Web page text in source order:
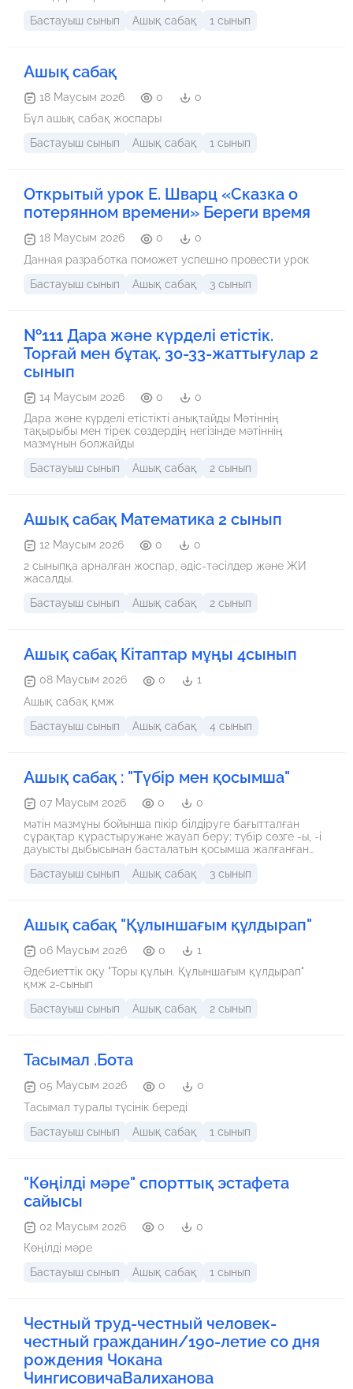
Бастауыш сынып
Ашық сабақ 1 сынып
Ашық сабақ
18 Маусым 2026 0
0
Бұл ашық сабақ жоспары
Бастауыш сынып
Ашық сабақ 1 сынып
Открытый урок Е. Шварц «Сказка о
потерянном времени» Береги время
18 Маусым 2026 0
0
Данная разработка поможет успешно провести урок
Бастауыш сынып
Ашық сабақ 3 сынып
№111 Дара және күрделі етістік.
Торғай мен бұтақ. 30-33-жаттығулар 2
сынып
14 Маусым 2026 0
0
Дара және күрделі етістікті анықтайды Мәтіннің
тақырыбы мен тірек сөздердің негізінде мәтіннің
мазмұнын болжайды
Бастауыш сынып
Ашық сабақ 2 сынып
Ашық сабақ Математика 2 сынып
12 Маусым 2026 0
0
2 сыныпқа арналған жоспар, әдіс-тәсілдер және ЖИ
жасалды.
Бастауыш сынып
Ашық сабақ 2 сынып
Ашық сабақ Кітаптар мұңы 4сынып
08 Маусым 2026 0
1
Ашық сабақ қмж
Бастауыш сынып
Ашық сабақ 4 сынып
Ашық сабақ : "Түбір мен қосымша"
07 Маусым 2026 0
0
мəтін мазмұны бойынша пікір білдіруге бағытталған
сұрақтар құрастыружəне жауап беру; түбір сөзге -ы, -і
дауысты дыбысынан басталатын қосымша жалғанған
Бастауыш сынып
Ашық сабақ 3 сынып
Ашық сабақ "Құлыншағым құлдырап"
06 Маусым 2026 0
1
Әдебиеттік оқу "Торы құлын. Құлыншағым құлдырап"
қмж 2-сынып
Бастауыш сынып
Ашық сабақ 2 сынып
Тасымал .Бота
05 Маусым 2026 0
0
Тасымал туралы түсінік береді
Бастауыш сынып
Ашық сабақ 1 сынып
"Көңілді мәре" спорттық эстафета
сайысы
02 Маусым 2026 0
0
Көңілді мәре
Бастауыш сынып
Ашық сабақ 1 сынып
Честный труд-честный человек-
честный гражданин/190-летие со дня
рождения Чокана
ЧингисовичаВалиханова